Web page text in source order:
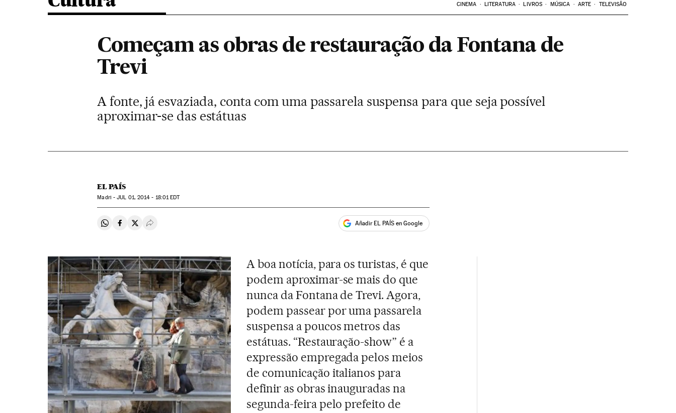
CINEMA LITERATURA LIVROS MÚSICA ARTE TELEVISÃO
Começam as obras de restauração da Fontana de
Trevi
A fonte, já esvaziada, conta com uma passarela suspensa para que seja possível
aproximar-se das estátuas
EL PAÍS
Madri -JUL 01, 2014 - 18:01EDT
Compartir en Whatsapp
Compartir en Facebook
Compartir en Twitter
Desplegar Redes Sociales Añadir EL PAÍS en Google
A boa notícia, para os turistas, é que
podem aproximar-se mais do que
nunca da Fontana de Trevi. Agora,
podem passear por uma passarela
suspensa a poucos metros das
estátuas. “Restauração-show” é a
expressão empregada pelos meios
de comunicação italianos para
definir as obras inauguradas na
segunda-feira pelo prefeito de